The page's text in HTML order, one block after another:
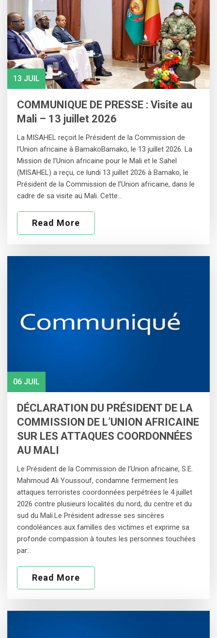
13 JUIL
COMMUNIQUE DE PRESSE : Visite au
Mali – 13 juillet 2026
La MISAHEL reçoit le Président de la Commission de
l’Union africaine à BamakoBamako, le 13 juillet 2026. La
Mission de l’Union africaine pour le Mali et le Sahel
(MISAHEL) a reçu, ce lundi 13 juillet 2026 à Bamako, le
Président de la Commission de l’Union africaine, dans le
cadre de sa visite au Mali. Cette…
Read More
06 JUIL
DÉCLARATION DU PRÉSIDENT DE LA
COMMISSION DE L’UNION AFRICAINE
SUR LES ATTAQUES COORDONNÉES
AU MALI
Le Président de la Commission de l’Union africaine, S.E.
Mahmoud Ali Youssouf, condamne fermement les
attaques terroristes coordonnées perpétrées le 4 juillet
2026 contre plusieurs localités du nord, du centre et du
sud du Mali.Le Président adresse ses sincères
condoléances aux familles des victimes et exprime sa
profonde compassion à toutes les personnes touchées
par…
Read More